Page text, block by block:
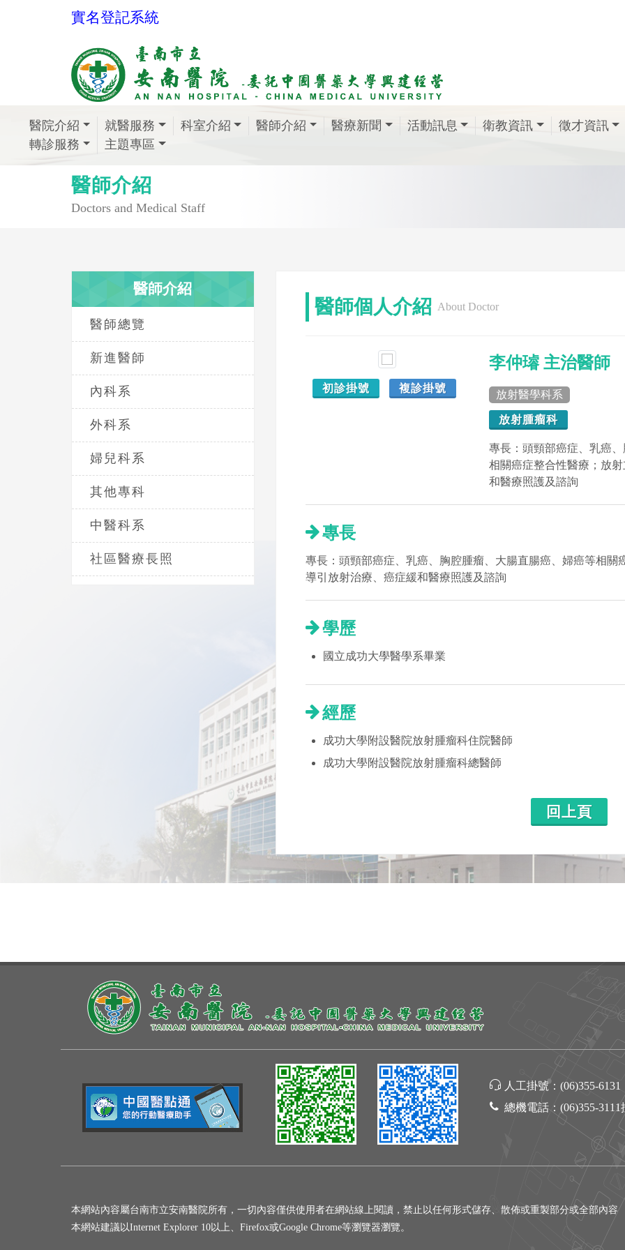
實名登記系統
醫院介紹 就醫服務 科室介紹 醫師介紹 醫療新聞 活動訊息 衛教資訊
徵才資訊
轉診服務
主題專區
醫師介紹
Doctors and Medical Staff
醫師介紹
醫師總覽
新進醫師
內科系
外科系
婦兒科系
其他專科
中醫科系
社區醫療長照
醫師個人介紹 About Doctor
初診掛號 複診掛號
李仲璿 主治醫師
放射醫學科系
放射腫瘤科
專長：頭頸部癌症、乳癌
相關癌症整合性醫療；放
和醫療照護及諮詢
專長
專長：頭頸部癌症、乳癌、胸腔腫瘤、大腸直腸癌、婦癌等相關
導引放射治療、癌症緩和醫療照護及諮詢
學歷
國立成功大學醫學系畢業
經歷
成功大學附設醫院放射腫瘤科住院醫師
成功大學附設醫院放射腫瘤科總醫師
回上頁
人工掛號： (06)355-6131
總機電話： (06)355-3111
本網站內容屬台南市立安南醫院所有，一切內容僅供使用者在網站線上閱讀，禁止以任何形式儲存、散佈或重製部分或全部內容
本網站建議以Internet Explorer 10以上、Firefox或Google Chrome等瀏覽器瀏覽。